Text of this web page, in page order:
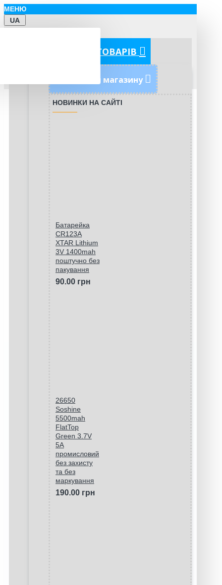
МЕНЮ
UA
КАТЕГОРІЇ ТОВАРІВ
Новинки магазину
НОВИНКИ НА САЙТІ
Батарейка
CR123A
XTAR Lithium
3V 1400mah
поштучно без
пакування
90.00 грн
26650
Soshine
5500mah
FlatTop
Green 3.7V
5A
промисловий
без захисту
та без
маркування
190.00 грн